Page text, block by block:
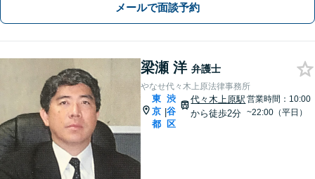
メールで面談予約
梁瀬 洋 弁護士
やなせ代々木上原法律事務所
東
京
都
|
渋
谷
区
代々木上原駅
から徒歩2分
営業時間：10:00
~22:00（平日）